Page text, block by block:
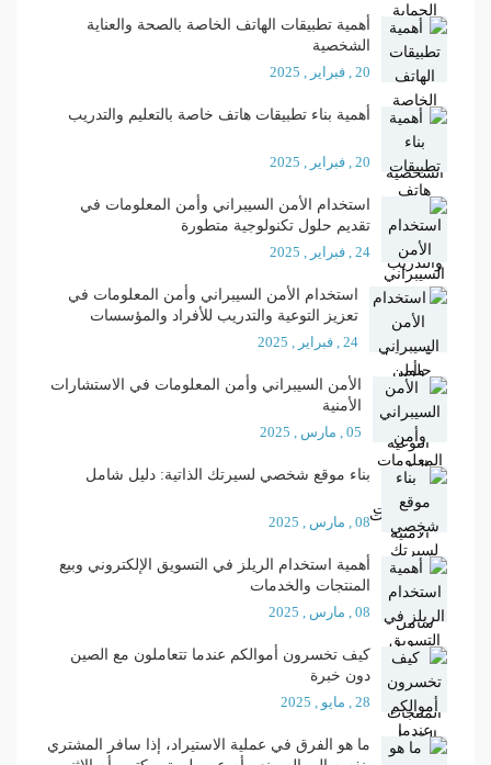
أهمية تطبيقات الهاتف الخاصة بالصحة والعناية
الشخصية
20 , فبراير , 2025
أهمية بناء تطبيقات هاتف خاصة بالتعليم والتدريب
20 , فبراير , 2025
استخدام الأمن السيبراني وأمن المعلومات في
تقديم حلول تكنولوجية متطورة
24 , فبراير , 2025
استخدام الأمن السيبراني وأمن المعلومات في
تعزيز التوعية والتدريب للأفراد والمؤسسات
24 , فبراير , 2025
الأمن السيبراني وأمن المعلومات في الاستشارات
الأمنية
05 , مارس , 2025
بناء موقع شخصي لسيرتك الذاتية: دليل شامل
08 , مارس , 2025
أهمية استخدام الريلز في التسويق الإلكتروني وبيع
المنتجات والخدمات
08 , مارس , 2025
كيف تخسرون أموالكم عندما تتعاملون مع الصين
دون خبرة
28 , مايو , 2025
ما هو الفرق في عملية الاستيراد، إذا سافر المشتري